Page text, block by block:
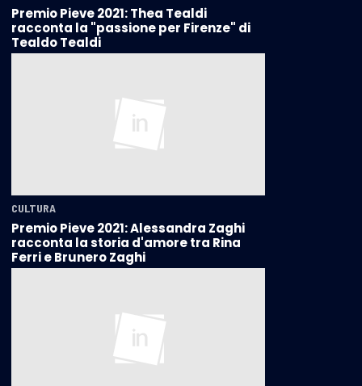
Premio Pieve 2021: Thea Tealdi
racconta la "passione per Firenze" di
Tealdo Tealdi
CULTURA
Premio Pieve 2021: Alessandra Zaghi
racconta la storia d'amore tra Rina
Ferri e Brunero Zaghi